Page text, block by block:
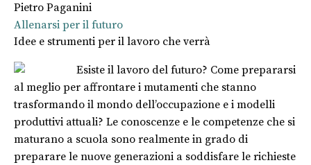
Pietro Paganini
Allenarsi per il futuro
Idee e strumenti per il lavoro che verrà
Esiste il lavoro del futuro? Come prepararsi
al meglio per affrontare i mutamenti che stanno
trasformando il mondo dell’occupazione e i modelli
produttivi attuali? Le conoscenze e le competenze che si
maturano a scuola sono realmente in grado di
preparare le nuove generazioni a soddisfare le richieste